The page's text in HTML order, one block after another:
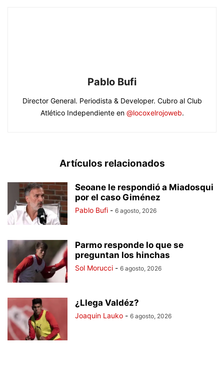
Pablo Bufi
Director General. Periodista & Developer. Cubro al Club
Atlético Independiente en @locoxelrojoweb.
Artículos relacionados
Seoane le respondió a Miadosqui
por el caso Giménez
Pablo Bufi - 6 agosto, 2026
Parmo responde lo que se
preguntan los hinchas
Sol Morucci - 6 agosto, 2026
¿Llega Valdéz?
Joaquin Lauko - 6 agosto, 2026